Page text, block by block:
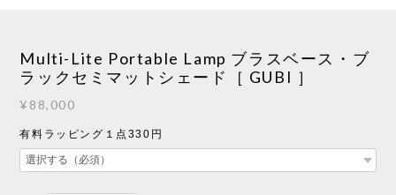
Multi-Lite Portable Lamp ブラスベース・ブ
ラックセミマットシェード［ GUBI ］
¥88,000
有料ラッピング１点330円